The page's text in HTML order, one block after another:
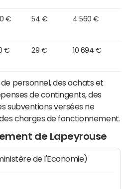
€ 54 € 4 560 €
€ 29 € 10 694 €
personnel, des achats et
de contingents, des
subventions versées ne
charges de fonctionnement.
de Lapeyrouse
de l'Economie)